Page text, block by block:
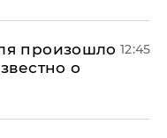
произошло
о
12:45